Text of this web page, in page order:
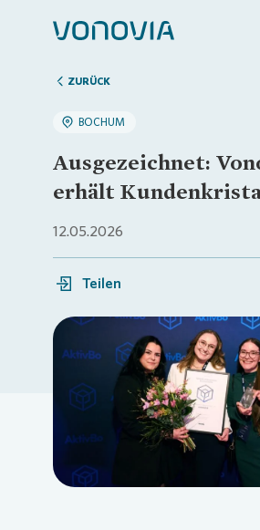
Zuhause finden
Mein Zuhause
Meine Stadt
Weitere Angebote
Login
ZURÜCK
BOCHUM
Ausgezeichnet:
erhält
12.05.2026
Teilen
Loading...